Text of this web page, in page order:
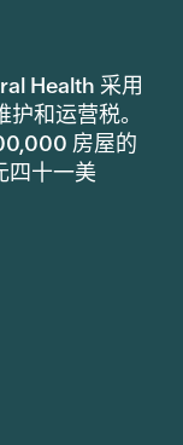
Health 采用
和运营税。
房屋的
四十一美